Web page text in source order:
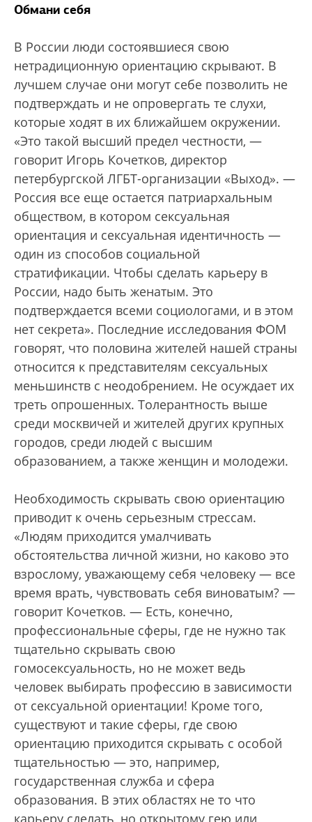
Обмани себя
В России люди состоявшиеся свою
нетрадиционную ориентацию скрывают. В
лучшем случае они могут себе позволить не
подтверждать и не опровергать те слухи,
которые ходят в их ближайшем окружении.
«Это такой высший предел честности, —
говорит Игорь Кочетков, директор
петербургской ЛГБТ-организации «Выход». —
Россия все еще остается патриархальным
обществом, в котором сексуальная
ориентация и сексуальная идентичность —
один из способов социальной
стратификации. Чтобы сделать карьеру в
России, надо быть женатым. Это
подтверждается всеми социологами, и в этом
нет секрета». Последние исследования ФОМ
говорят, что половина жителей нашей страны
относится к представителям сексуальных
меньшинств с неодобрением. Не осуждает их
треть опрошенных. Толерантность выше
среди москвичей и жителей других крупных
городов, среди людей с высшим
образованием, а также женщин и молодежи.
Необходимость скрывать свою ориентацию
приводит к очень серьезным стрессам.
«Людям приходится умалчивать
обстоятельства личной жизни, но каково это
взрослому, уважающему себя человеку — все
время врать, чувствовать себя виноватым? —
говорит Кочетков. — Есть, конечно,
профессиональные сферы, где не нужно так
тщательно скрывать свою
гомосексуальность, но не может ведь
человек выбирать профессию в зависимости
от сексуальной ориентации! Кроме того,
существуют и такие сферы, где свою
ориентацию приходится скрывать с особой
тщательностью — это, например,
государственная служба и сфера
образования. В этих областях не то что
карьеру сделать, но открытому гею или